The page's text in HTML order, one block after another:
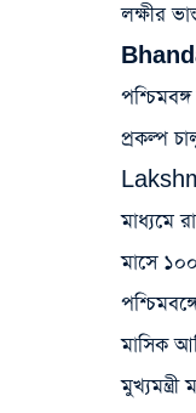
লক্ষীর
প্রকল্প
মাধ্যমে
মাসে
মাসিক